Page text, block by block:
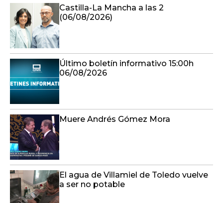
Castilla-La Mancha a las 2
(06/08/2026)
Último boletín informativo 15:00h
06/08/2026
Muere Andrés Gómez Mora
El agua de Villamiel de Toledo vuelve
a ser no potable